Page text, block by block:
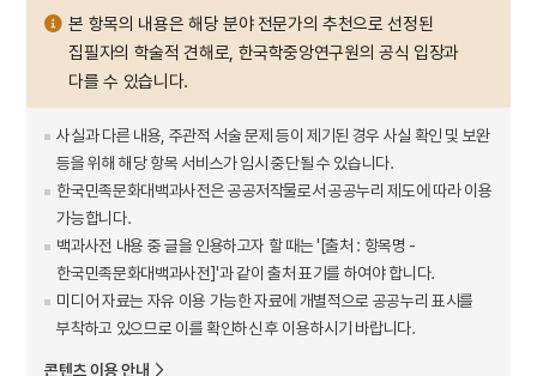
본 항목의 내용은 해당 분야 전문가의 추천으로 선정된
집필자의 학술적 견해로, 한국학중앙연구원의 공식 입장과
다를 수 있습니다.
사실과 다른 내용, 주관적 서술 문제 등이 제기된 경우 사실 확인 및 보완
등을 위해 해당 항목 서비스가 임시 중단될 수 있습니다.
한국민족문화대백과사전은 공공저작물로서 공공누리 제도에 따라 이용
가능합니다.
백과사전 내용 중 글을 인용하고자 할 때는 '[출처 : 항목명 -
한국민족문화대백과사전]'과 같이 출처 표기를 하여야 합니다.
미디어 자료는 자유 이용 가능한 자료에 개별적으로 공공누리 표시를
부착하고 있으므로 이를 확인하신 후 이용하시기 바랍니다.
콘텐츠 이용 안내